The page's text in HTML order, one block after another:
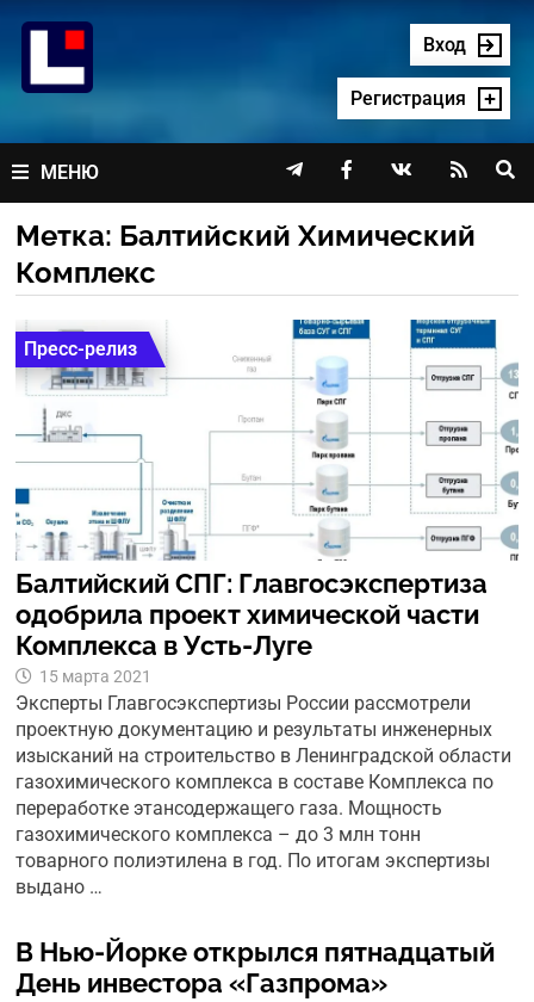
содержимому
Вход
Регистрация
МЕНЮ    
Метка: Балтийский Химический
Комплекс
Пресс-релиз
Балтийский СПГ: Главгосэкспертиза
одобрила проект химической части
Комплекса в Усть-Луге
15 марта 2021
Эксперты Главгосэкспертизы России рассмотрели
проектную документацию и результаты инженерных
изысканий на строительство в Ленинградской области
газохимического комплекса в составе Комплекса по
переработке этансодержащего газа. Мощность
газохимического комплекса – до 3 млн тонн
товарного полиэтилена в год. По итогам экспертизы
выдано …
В Нью-Йорке открылся пятнадцатый
День инвестора «Газпрома»